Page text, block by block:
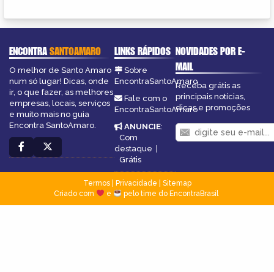
ENCONTRASANTOAMARO
O melhor de Santo Amaro
num só lugar! Dicas, onde
ir, o que fazer, as melhores
empresas, locais, serviços
e muito mais no guia
Encontra SantoAmaro.
LINKS RÁPIDOS
Sobre
EncontraSantoAmaro
Fale com o
EncontraSantoAmaro
ANUNCIE:
Com
destaque |
Grátis
NOVIDADES POR E-
MAIL
Receba grátis as
principais notícias,
dicas e promoções
Termos| Privacidade
Sitemap
Criado com
e pelo time do EncontraBrasil